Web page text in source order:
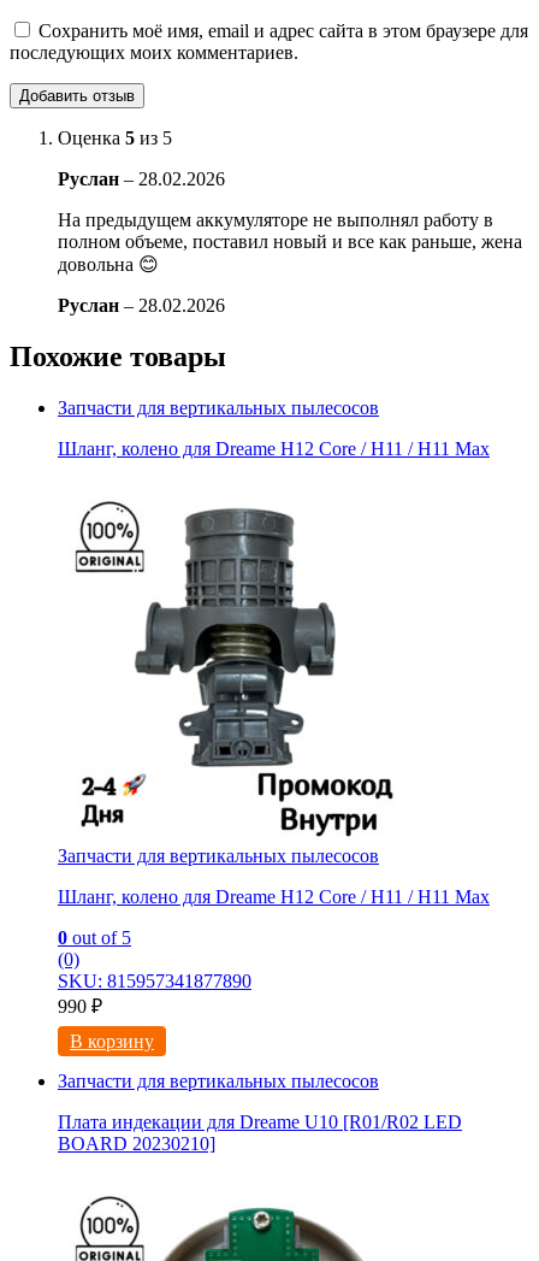
Сохранить моё имя, email и адрес сайта в этом браузере для
последующих моих комментариев.
Оценка 5 из 5
Руслан – 28.02.2026
На предыдущем аккумуляторе не выполнял работу в
полном объеме, поставил новый и все как раньше, жена
довольна 😊
Руслан – 28.02.2026
Похожие товары
Запчасти для вертикальных пылесосов
Шланг, колено для Dreame H12 Core / H11 / H11 Max
Запчасти для вертикальных пылесосов
Шланг, колено для Dreame H12 Core / H11 / H11 Max
0 out of 5
(0)
SKU: 815957341877890
990 ₽
В корзину
Запчасти для вертикальных пылесосов
Плата индекации для Dreame U10 [R01/R02 LED
BOARD 20230210]